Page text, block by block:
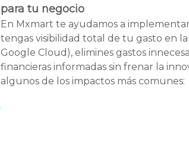
para tu negocio
En Mxmart te ayudamos a
tengas visibilidad total de tu gasto en
Google Cloud), elimines gastos
financieras informadas sin frenar la
algunos de los impactos más comunes: